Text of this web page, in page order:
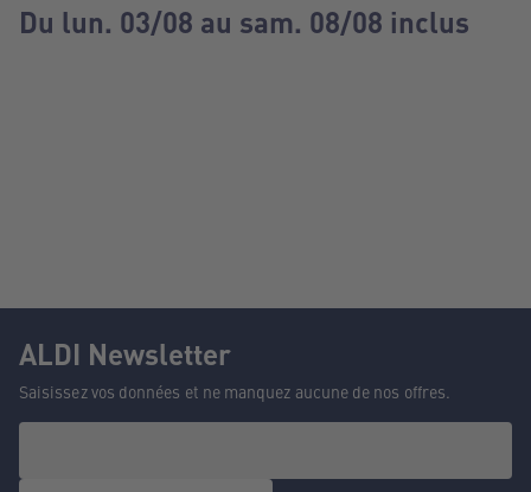
Du lun. 03/08 au sam. 08/08 inclus
ALDI Newsletter
Saisissez vos données et ne manquez aucune de nos offres.